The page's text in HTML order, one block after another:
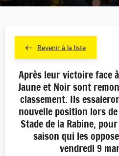
Revenir à la liste
Après leur victoire face
Jaune et Noir sont
classement. Ils
nouvelle position lors
Stade de la Rabine,
saison qui les
vendredi 9